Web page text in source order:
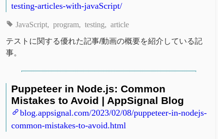
testing-articles-with-javaScript/
JavaScript program testing article
テストに関する優れた記事/動画の概要を紹介している記
事。
Puppeteer in Node.js: Common
Mistakes to Avoid | AppSignal Blog
blog.appsignal.com/2023/02/08/puppeteer-in-nodejs-
common-mistakes-to-avoid.html